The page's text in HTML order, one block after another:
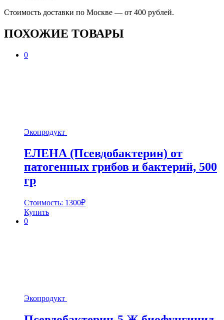
Стоимость доставки по Москве — от 400 рублей.
ПОХОЖИЕ ТОВАРЫ
0
Экопродукт
ЕЛЕНА (Псевдобактерин) от
патогенных грибов и бактерий, 500
гр
Стоимость: 1300₽
Купить
0
Экопродукт